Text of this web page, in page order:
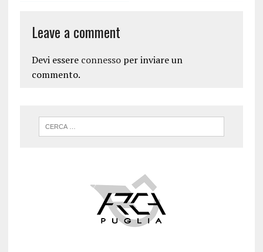
Leave a comment
Devi essere connessoper inviare un
commento.